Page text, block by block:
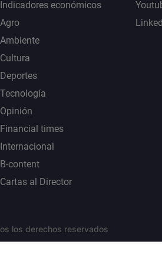
Indicadores económicos
Agro
Ambiente
Cultura
Deportes
Tecnología
Opinión
Financial times
Internacional
B-content
Cartas al Director
los derechos reservados